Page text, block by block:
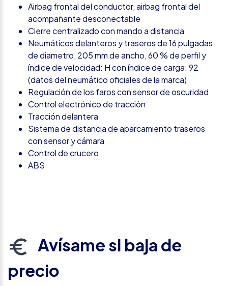
Airbag frontal del conductor, airbag frontal del
acompañante desconectable
Cierre centralizado con mando a distancia
Neumáticos delanteros y traseros de 16 pulgadas
de diametro, 205 mm de ancho, 60 % de perfil y
índice de velocidad: H con índice de carga: 92
(datos del neumático oficiales de la marca)
Regulación de los faros con sensor de oscuridad
Control electrónico de tracción
Tracción delantera
Sistema de distancia de aparcamiento traseros
con sensor y cámara
Control de crucero
ABS
Avísame si baja de
precio